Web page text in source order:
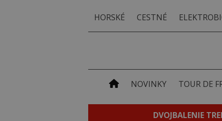
HORSKÉ CESTNÉ
NOVINKY TOUR DE
DVOJBALENIE